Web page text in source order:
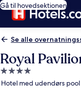
Gå til hovedsektionen
Se alle
Royal
4.0-
stjernet
Hotel med udendørs